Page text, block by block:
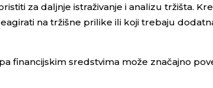
za daljnje istraživanje i analizu tržišta.
na tržišne prilike ili koji trebaju
financijskim sredstvima može značajno